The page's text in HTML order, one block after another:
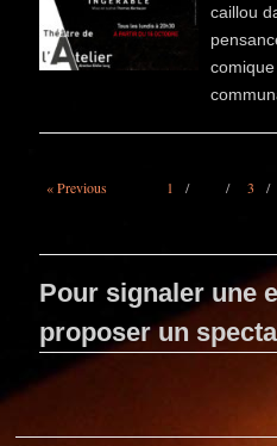
caillou
« Previous 1 3
Pour signaler une
proposer un